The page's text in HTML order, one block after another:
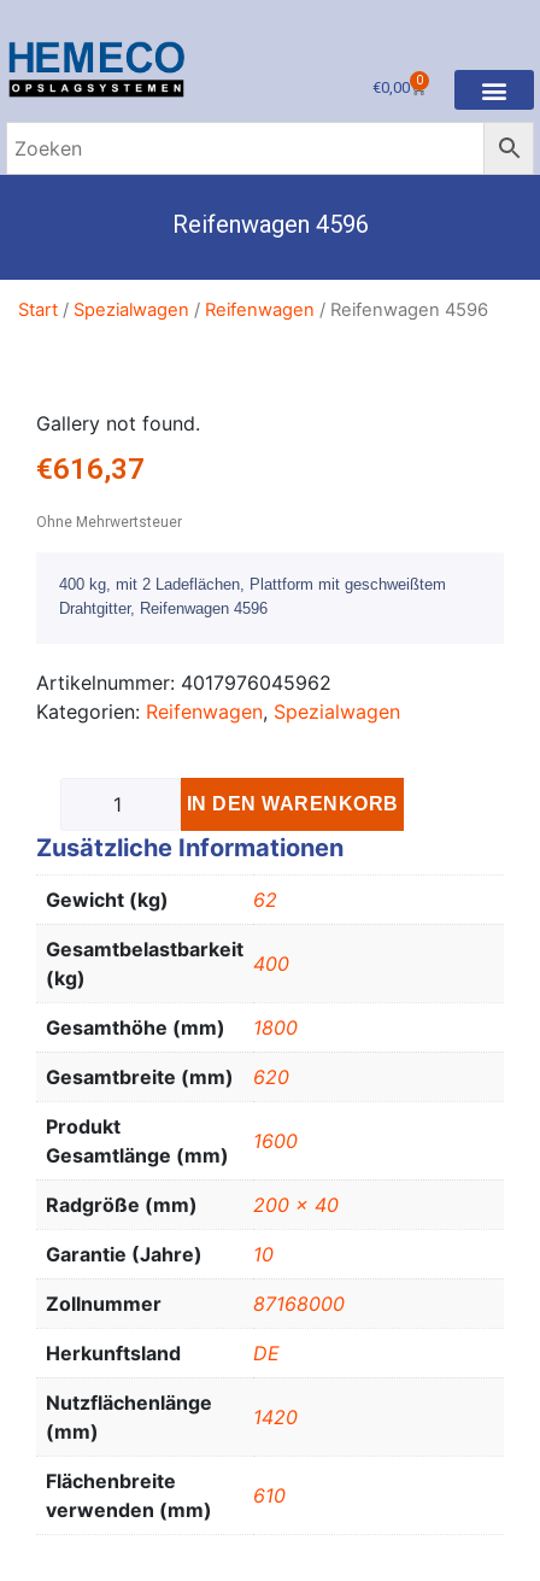
€0,00 0
Reifenwagen 4596
Start / Spezialwagen / Reifenwagen / Reifenwagen 4596
Gallery not found.
€616,37
Ohne Mehrwertsteuer
400 kg, mit 2 Ladeflächen, Plattform mit geschweißtem
Drahtgitter, Reifenwagen 4596
Artikelnummer: 4017976045962
Kategorien: Reifenwagen, Spezialwagen
IN DEN WARENKORB
Zusätzliche Informationen
Gewicht (kg) 62
Gesamtbelastbarkeit
(kg)
400
Gesamthöhe (mm) 1800
Gesamtbreite (mm) 620
Produkt
Gesamtlänge (mm)
1600
Radgröße (mm) 200 x 40
Garantie (Jahre) 10
Zollnummer 87168000
Herkunftsland DE
Nutzflächenlänge
(mm)
1420
Flächenbreite
verwenden (mm)
610